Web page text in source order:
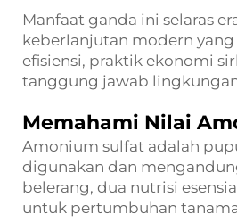
Manfaat ganda ini selaras
keberlanjutan modern
efisiensi, praktik ekonomi
tanggung jawab
Memahami Nilai
Amonium sulfat adalah
digunakan dan
belerang, dua nutrisi
untuk pertumbuhan